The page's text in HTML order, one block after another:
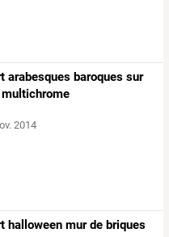
arabesques baroques sur
2014
halloween mur de briques